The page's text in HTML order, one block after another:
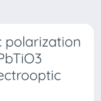
polarization